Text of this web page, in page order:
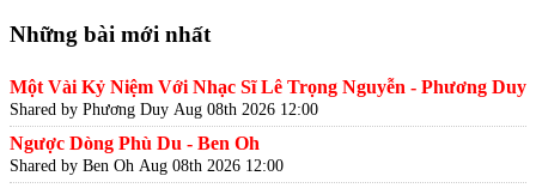
Những bài mới nhất
Một Vài Kỷ Niệm Với Nhạc Sĩ Lê Trọng Nguyễn - Phương Duy
Shared by Phương Duy Aug 08th 2026 12:00
Ngược Dòng Phù Du - Ben Oh
Shared by Ben Oh Aug 08th 2026 12:00